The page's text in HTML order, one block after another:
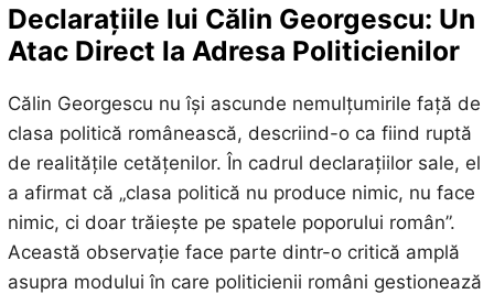
Declarațiile lui Călin Georgescu: Un
Atac Direct la Adresa Politicienilor
Călin Georgescu nu își ascunde nemulțumirile față de
clasa politică românească, descriind-o ca fiind ruptă
de realitățile cetățenilor. În cadrul declarațiilor sale, el
a afirmat că „clasa politică nu produce nimic, nu face
nimic, ci doar trăiește pe spatele poporului român”.
Această observație face parte dintr-o critică amplă
asupra modului în care politicienii români gestionează